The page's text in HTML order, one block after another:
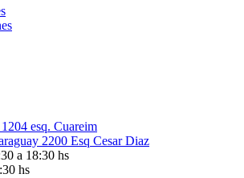
esq. Cuareim
2200 Esq Cesar Diaz
a 18:30 hs
hs